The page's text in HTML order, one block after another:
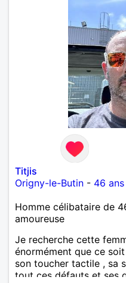
Titjis
Origny-le-Butin - 46 ans
Homme célibataire de
amoureuse
Je recherche cette
énormément que ce
son toucher tactile , sa
tout ces défauts et ses